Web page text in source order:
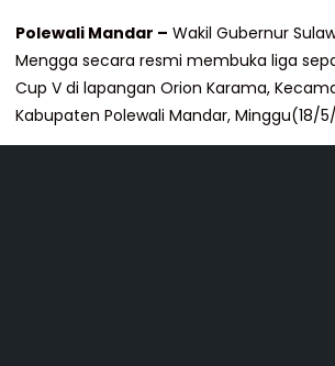
Polewali Mandar – Wakil Gubernur
Mengga secara resmi membuka liga
Cup V di lapangan Orion Karama,
Kabupaten Polewali Mandar, Minggu(18/